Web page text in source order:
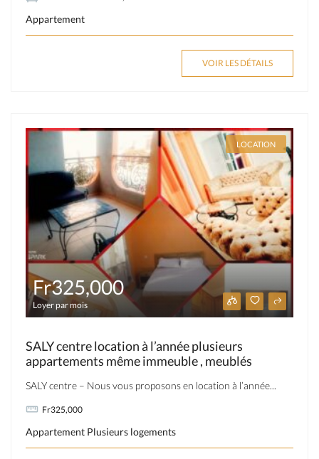
Appartement
VOIR LES DÉTAILS
LOCATION
Fr325,000
Loyer par mois
SALY centre location à l’année plusieurs
appartements même immeuble , meublés
SALY centre – Nous vous proposons en location à l’année...
Fr325,000
Appartement Plusieurs logements